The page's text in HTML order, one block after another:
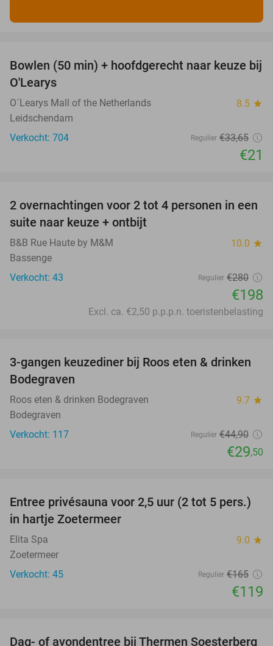
38%
Bowlen (50 min) + hoofdgerecht naar keuze bij
O'Learys
O´Learys Mall of the Netherlands 8.5 star
Leidschendam
Verkocht: 704
Regulier €33,65
€21
29%
2 overnachtingen voor 2 tot 4 personen in een
suite naar keuze + ontbijt
B&B Rue Haute by M&M 10.0 star
Bassenge
Verkocht: 43
Regulier €280
€198
Excl. ca. €2,50 p.p.p.n. toeristenbelasting
34%
3-gangen keuzediner bij Roos eten & drinken
Bodegraven
Roos eten & drinken Bodegraven 9.7 star
Bodegraven
Verkocht: 117
Regulier €44,90
€29,50
28%
Entree privésauna voor 2,5 uur (2 tot 5 pers.)
in hartje Zoetermeer
Elita Spa 9.0 star
Zoetermeer
Verkocht: 45
Regulier €165
€119
Dag- of avondentree bij Thermen Soesterberg